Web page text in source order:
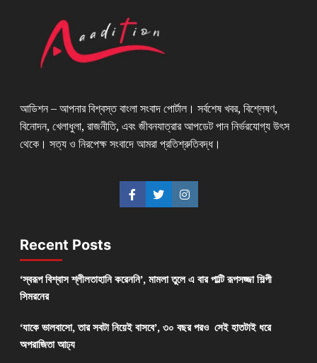
আডিশন – আপনার বিশ্বস্ত বাংলা সংবাদ পোর্টাল। সর্বশেষ খবর, বিশ্লেষণ,
বিনোদন, খেলাধুলা, রাজনীতি, এবং জীবনযাত্রার আপডেট পান নির্ভরযোগ্য উৎস
থেকে। সত্য ও নিরপেক্ষ সংবাদে আমরা প্রতিশ্রুতিবদ্ধ।
Recent Posts
‘স্বরূপ বিশ্বাস শ্লীলতাহানি করেননি’, মামলা তুলে এ বার পাল্টি রূপসজ্জা শিল্পী
সিমরনের
‘যাকে ভালবাসো, তার সবটা নিয়েই বাসবে’, ৩০ বছর পরও সেই হাতটাই ধরে
অপরাজিতা আঢ্য